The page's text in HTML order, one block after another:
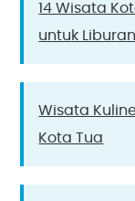
14 Wisata
untuk
Wisata
Kota Tua